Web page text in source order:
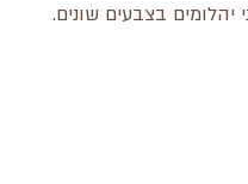
יהלומים בצבעים שונים.